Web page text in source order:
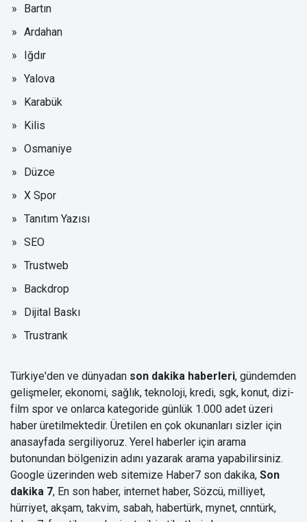
Bartın
Ardahan
Iğdır
Yalova
Karabük
Kilis
Osmaniye
Düzce
X Spor
Tanıtım Yazısı
SEO
Trustweb
Backdrop
Dijital Baskı
Trustrank
Türkiye'den ve dünyadan son dakika haberleri, gündemden
gelişmeler, ekonomi, sağlık, teknoloji, kredi, sgk, konut, dizi-
film spor ve onlarca kategoride günlük 1.000 adet üzeri
haber üretilmektedir. Üretilen en çok okunanları sizler için
anasayfada sergiliyoruz. Yerel haberler için arama
butonundan bölgenizin adını yazarak arama yapabilirsiniz.
Google üzerinden web sitemize Haber7 son dakika, Son
dakika 7, En son haber, internet haber, Sözcü, milliyet,
hürriyet, akşam, takvim, sabah, habertürk, mynet, cnntürk,